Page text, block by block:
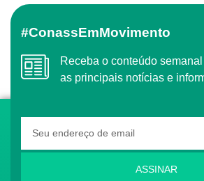
#ConassEmMovimento
Receba o conteúdo
as principais notícias e
ASSINAR